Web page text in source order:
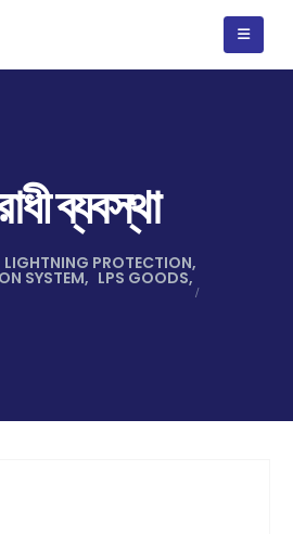
ব্যবস্থা
LIGHTNING PROTECTION,
SYSTEM, LPS GOODS,